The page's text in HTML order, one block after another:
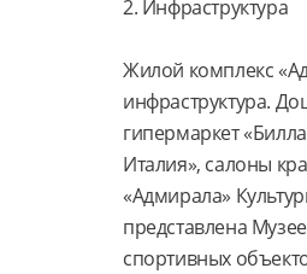
2. Инфраструктура
Жилой комплекс
инфраструктура.
гипермаркет
Италия», салоны
«Адмирала»
представлена
спортивных